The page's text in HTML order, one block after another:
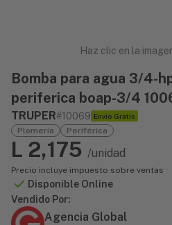
Haz clic en la
Bomba para agua 3/4-
periferica boap-3/4
TRUPER#10069 Envío Gratis
Plomería Periférica
L 2,175 /unidad
Precio incluye impuesto sobre ventas
Disponible Online
Vendido Por:
Agencia Global